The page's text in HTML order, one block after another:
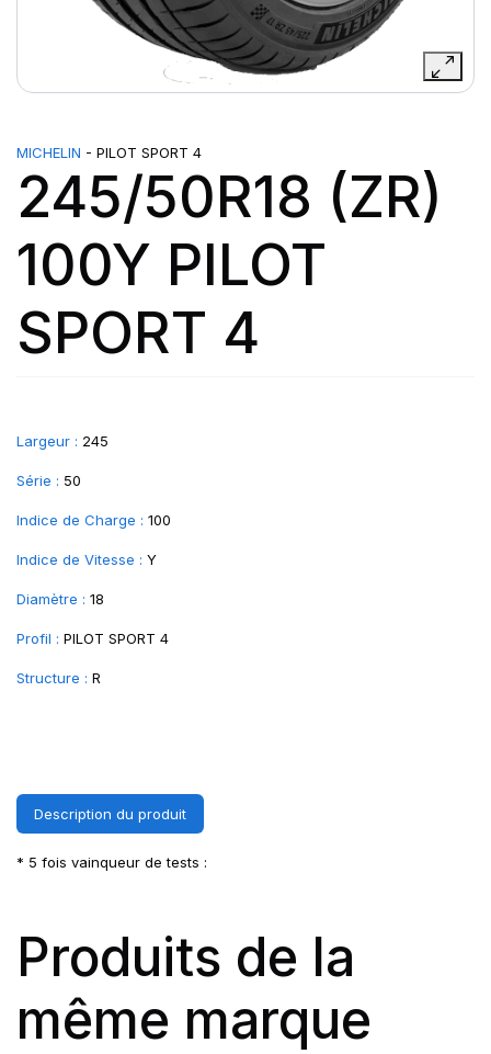
MICHELIN - PILOT SPORT 4
245/50R18 (ZR)
100Y PILOT
SPORT 4
Largeur : 245
Série : 50
Indice de Charge : 100
Indice de Vitesse : Y
Diamètre : 18
Profil : PILOT SPORT 4
Structure : R
Description du produit
* 5 fois vainqueur de tests :
Produits de la
même marque